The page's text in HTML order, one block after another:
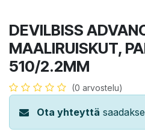
DEVILBISS
MAALIRUISKUT,
510/2.2MM
(0 arvostelu)
Ota yhteyttä